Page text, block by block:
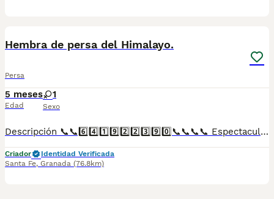
Hembra de persa del Himalayo.
Persa
5 meses
Edad
1
Sexo
Descripción 📞📞6️⃣4️⃣1️⃣9️⃣2️⃣2️⃣3️⃣9️⃣0️⃣📞📞📞📞 Espectaculares camadas de perritos de persa del Himalayo nacionales descendientes de las mejores líneas de sangre. Disponibles tanto hembras como machos. Las camadas están bajo supervisión veterinaria desde su nacimiento hasta que son entregadas a su nueva familia. Criados por un equipo de profesionales y mejores personas que, con más de 20 años de experiencia , cuidan a los animales por vocación, aplicando una cría ética y responsable para que cada cachorro se desarrolle con la mejor salud y con un buen temperamento. Todos los cachorritos se entregan con unos dos meses y medio de edad y sus vacunas correspondientes, desparasitados interna y externamente, con certificado de salud, y garantía tanto por enfermedad vírica como congénito genética. Posibilidad de entregar en toda España mediante transporte propio preparado para animales y con chofer privado. Los precios pueden variar según las características y morfología de cada cachorro. Añádenos al whats app o llámanos, y encantados atenderemos todas tus dudas y consultas. Teléfono / Whats app: 641 92 23 90
Criador
Identidad Verificada
Santa Fe, Granada (76.8km)